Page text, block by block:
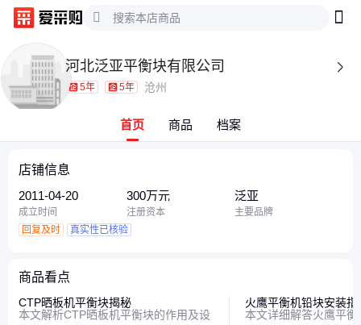
河北泛亚平衡块有限公司 
5年 5年 沧州
首页 商品 档案
店铺信息
2011-04-20
成立时间
300万元
注册资本
泛亚
主要品牌
回复及时
真实性已核验
商品看点
CTP晒板机平衡块揭秘
本文解析CTP晒板机平衡块的作用及设
火鹰平衡机铅块安装指
本文详细解答火鹰平